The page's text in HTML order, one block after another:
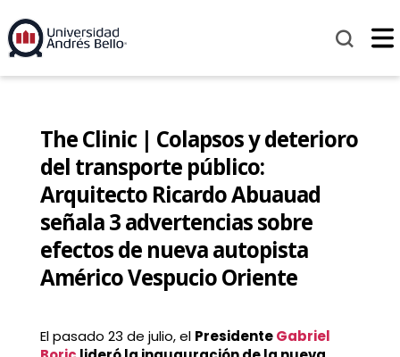
The Clinic | Colapsos y deterioro
del transporte público:
Arquitecto Ricardo Abuauad
señala 3 advertencias sobre
efectos de nueva autopista
Américo Vespucio Oriente
El pasado 23 de julio, el PresidenteGabriel